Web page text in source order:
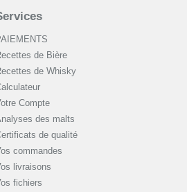
de Bière
de Whisky
Compte
des malts
de qualité
commandes
livraisons
fichiers